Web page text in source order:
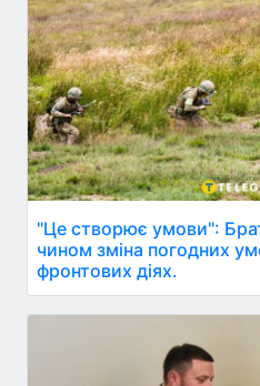
"Це створює умови":
чином зміна погодних
фронтових діях.